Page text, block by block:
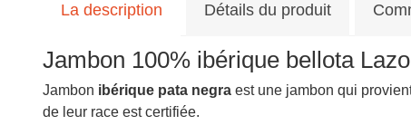
La description Détails du produit
Jambon 100% ibérique bellota Lazo
Jambon ibérique pata negra est une jambon qui
de leur race est certifiée.